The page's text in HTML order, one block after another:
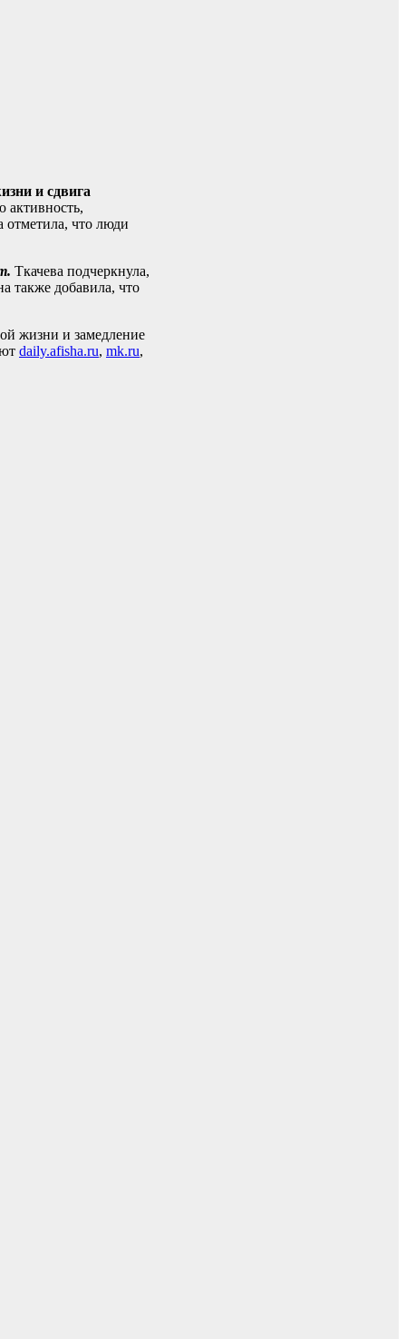
и сдвига
активность,
отметила, что люди
Ткачева подчеркнула,
также добавила, что
жизни и замедление
daily.afisha.ru, mk.ru,